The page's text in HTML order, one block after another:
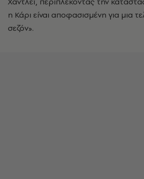
η Κάρι είναι αποφασισμένη για μια
σεζόν».